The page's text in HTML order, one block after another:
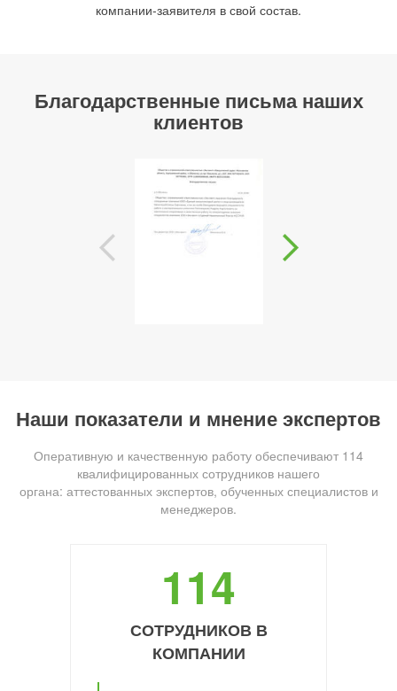
компании-заявителя в свой состав.
Благодарственные письма наших
клиентов
Наши показатели и мнение экспертов
Оперативную и качественную работу обеспечивают 114
квалифицированных сотрудников нашего
органа: аттестованных экспертов, обученных специалистов и
менеджеров.
114
СОТРУДНИКОВ В
КОМПАНИИ